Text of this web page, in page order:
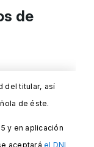
de
del titular, así
de éste.
y en aplicación
aceptará el DNI